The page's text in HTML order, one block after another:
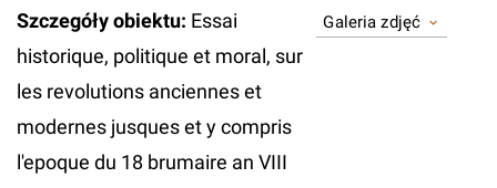
Szczegóły obiektu: Essai
historique, politique et moral, sur
les revolutions anciennes et
modernes jusques et y compris
l'epoque du 18 brumaire an VIII
Galeria zdjęć